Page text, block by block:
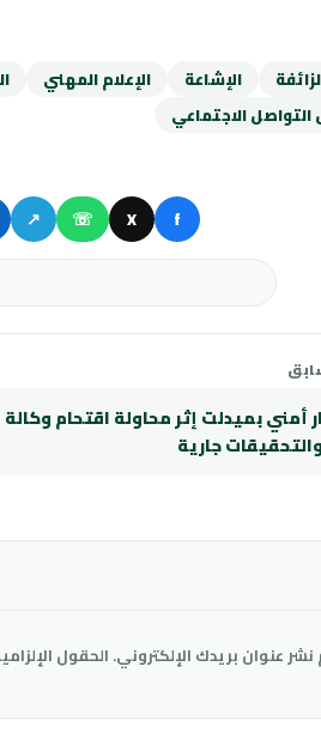
الإشاعة الإعلام المهني
الاجتماعي
f
X
☏
↗
أمني بميدلت إثر محاولة اقتحام وكالة
جارية
نشر عنوان بريدك الإلكتروني. الحقول